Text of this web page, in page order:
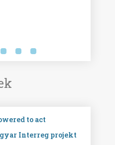
to act
Interreg projekt